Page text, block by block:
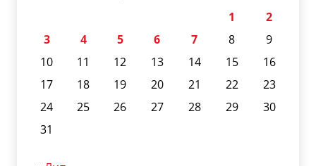
1
2
3
4 5 6 7 8
9
10
11 12 13 14 15
16
17
18 19 20 21 22
23
24
25 26 27 28 29
30
31